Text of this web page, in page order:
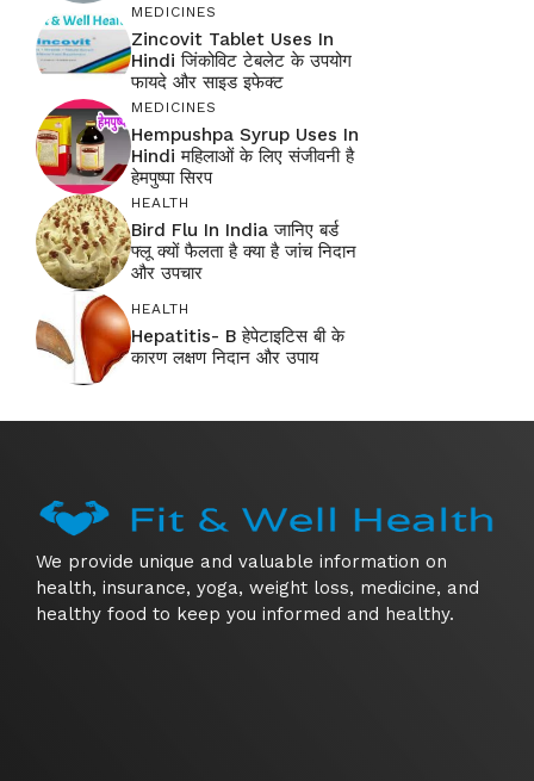
MEDICINES
Zincovit Tablet Uses In
Hindi जिंकोविट टेबलेट के उपयोग
फायदे और साइड इफेक्ट
MEDICINES
Hempushpa Syrup Uses In
Hindi महिलाओं के लिए संजीवनी है
हेमपुष्पा सिरप
HEALTH
Bird Flu In India जानिए बर्ड
फ्लू क्यों फैलता है क्या है जांच निदान
और उपचार
HEALTH
Hepatitis- B हेपेटाइटिस बी के
कारण लक्षण निदान और उपाय
We provide unique and valuable information on
health, insurance, yoga, weight loss, medicine, and
healthy food to keep you informed and healthy.